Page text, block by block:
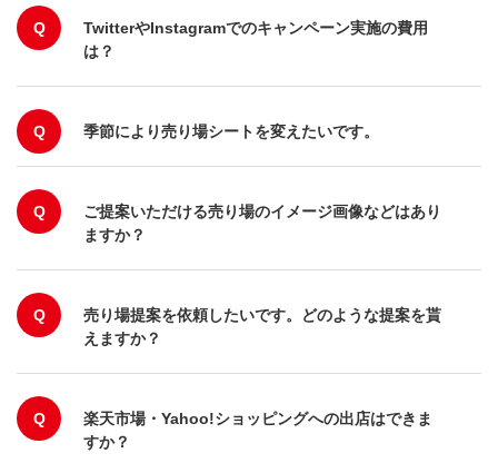
Q
TwitterやInstagramでのキャンペーン実施の費用
は？
Q 季節により売り場シートを変えたいです。
Q
ご提案いただける売り場のイメージ画像などはあり
ますか？
Q
売り場提案を依頼したいです。どのような提案を貰
えますか？
Q
楽天市場・Yahoo!ショッピングへの出店はできま
すか？